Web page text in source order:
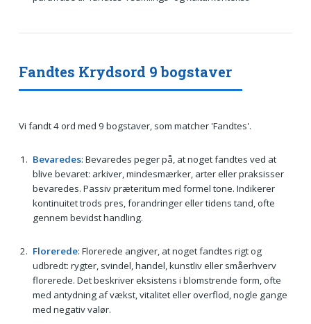
Fandtes Krydsord 9 bogstaver
Vi fandt 4 ord med 9 bogstaver, som matcher 'Fandtes'.
Bevaredes: Bevaredes peger på, at noget fandtes ved at
blive bevaret: arkiver, mindesmærker, arter eller praksisser
bevaredes. Passiv præteritum med formel tone. Indikerer
kontinuitet trods pres, forandringer eller tidens tand, ofte
gennem bevidst handling.
Florerede: Florerede angiver, at noget fandtes rigt og
udbredt: rygter, svindel, handel, kunstliv eller småerhverv
florerede. Det beskriver eksistens i blomstrende form, ofte
med antydning af vækst, vitalitet eller overflod, nogle gange
med negativ valør.